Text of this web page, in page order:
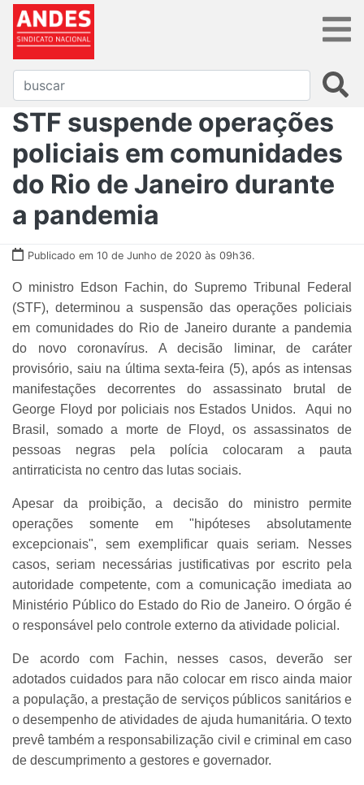
STF suspende operações
policiais em comunidades
do Rio de Janeiro durante
a pandemia
Publicado em 10 de Junho de 2020 às 09h36.
O ministro Edson Fachin, do Supremo Tribunal Federal
(STF), determinou a suspensão das operações policiais
em comunidades do Rio de Janeiro durante a pandemia
do novo coronavírus. A decisão liminar, de caráter
provisório, saiu na última sexta-feira (5), após as intensas
manifestações decorrentes do assassinato brutal de
George Floyd por policiais nos Estados Unidos. Aqui no
Brasil, somado a morte de Floyd, os assassinatos de
pessoas negras pela polícia colocaram a pauta
antirraticista no centro das lutas sociais.
Apesar da proibição, a decisão do ministro permite
operações somente em "hipóteses absolutamente
excepcionais", sem exemplificar quais seriam. Nesses
casos, seriam necessárias justificativas por escrito pela
autoridade competente, com a comunicação imediata ao
Ministério Público do Estado do Rio de Janeiro. O órgão é
o responsável pelo controle externo da atividade policial.
De acordo com Fachin, nesses casos, deverão ser
adotados cuidados para não colocar em risco ainda maior
a população, a prestação de serviços públicos sanitários e
o desempenho de atividades de ajuda humanitária. O texto
prevê também a responsabilização civil e criminal em caso
de descumprimento a gestores e governador.